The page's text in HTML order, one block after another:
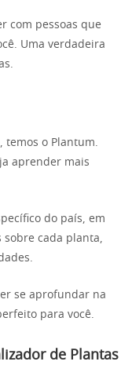
com pessoas que
Uma verdadeira
temos o Plantum.
aprender mais
do país, em
sobre cada planta,
se aprofundar na
para você.
de Plantas